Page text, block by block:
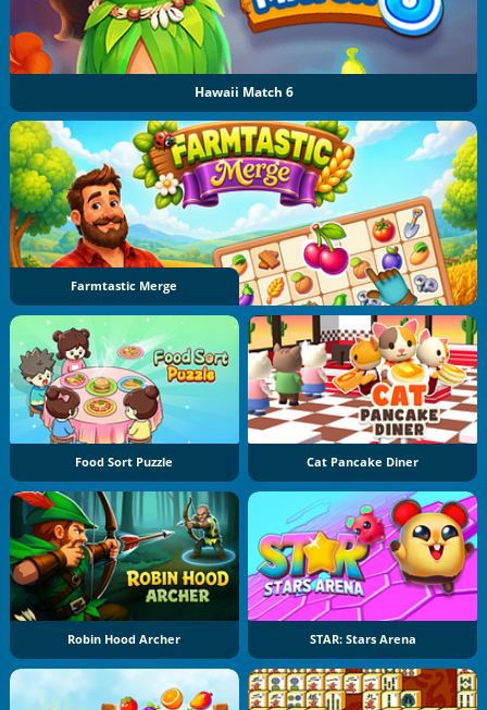
Hawaii Match 6
Farmtastic Merge
Food Sort Puzzle Cat Pancake Diner
Robin Hood Archer STAR: Stars Arena